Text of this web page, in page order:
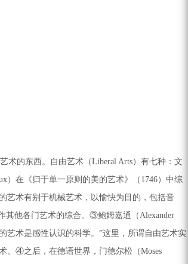
的东西。自由艺术（Liberal Arts）有七种：文
）在《归于单一原则的美的艺术》（1746）中综
艺术有别于机械艺术，以愉快为目的，包括音
其他各门艺术的综合。③鲍姆嘉通（Alexander
艺术是感性认识的科学。”这里，所谓自由艺术实
。④之后，在德语世界，门德尔松（Moses